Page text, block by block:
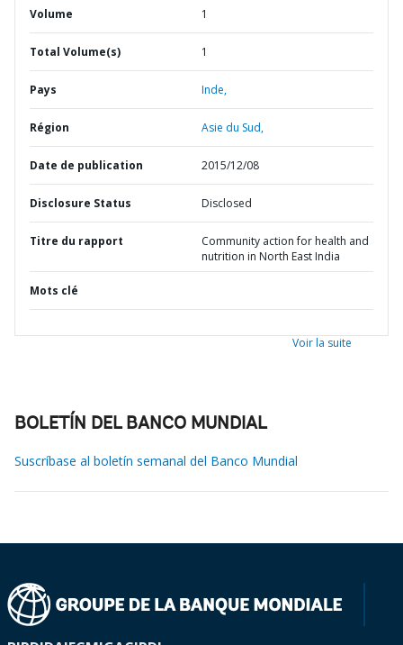
Volume 1
Total Volume(s) 1
Pays Inde,
Région Asie du Sud,
Date de publication 2015/12/08
Disclosure Status Disclosed
Titre du rapport
Community action for health and
nutrition in North East India
Mots clé
Voir la suite
BOLETÍN DEL BANCO MUNDIAL
Suscríbase al boletín semanal del Banco Mundial